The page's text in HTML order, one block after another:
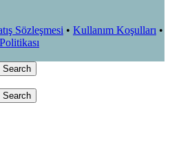
Sözleşmesi • Kullanım Koşulları •
Search
Search